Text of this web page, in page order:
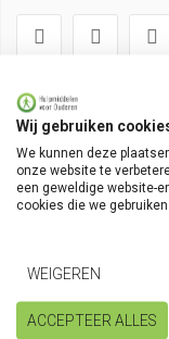
Klantenservice
Algemene
Bestellen en bezorgen
Geavanceerd zoeken
Wij gebruiken
We kunnen deze
onze website te
een geweldige website-
cookies die we
WEIGEREN
ACCEPTEER ALLES